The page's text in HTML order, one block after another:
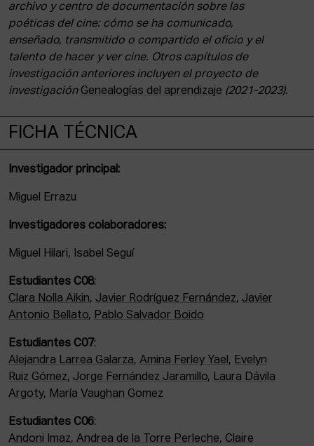
archivo y centro de documentación sobre las
poéticas del cine: cómo se ha comunicado,
enseñado, transmitido o compartido el oficio y el
talento de hacer y ver cine. Otros capítulos de
investigación anteriores incluyen el proyecto de
investigación Genealogías del aprendizaje (2021-2023).
FICHA TÉCNICA
Investigador principal:
Miguel Errazu
Investigadores colaboradores:
Miguel Hilari, Isabel Seguí
Estudiantes C08:
Clara Nolla Aikin, Javier Rodríguez Fernández, Javier
Antonio Bellato, Pablo Salvador Boido
Estudiantes C07:
Alejandra Larrea Galarza, Amina Ferley Yael , Evelyn
Ruiz Gómez, Jorge Fernández Jaramillo, Laura Dávila
Argoty, María Vaughan Gomez
Estudiantes C06:
Andoni Imaz, Andrea de la Torre Perleche, Claire